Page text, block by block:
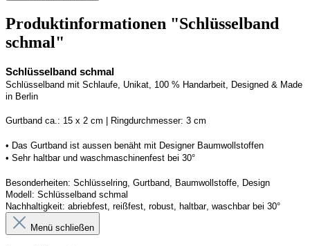
Produktinformationen "Schlüsselband
schmal"
Schlüsselband schmal
Schlüsselband mit Schlaufe, Unikat, 100 % Handarbeit, Designed & Made
in Berlin
Gurtband ca.: 15 x 2 cm | Ringdurchmesser: 3 cm
• Das Gurtband ist aussen benäht mit Designer Baumwollstoffen
• Sehr haltbar und waschmaschinenfest bei 30°
Besonderheiten: Schlüsselring, Gurtband, Baumwollstoffe, Design
Modell: Schlüsselband schmal
Nachhaltigkeit: abriebfest, reißfest, robust, haltbar, waschbar bei 30°
Menü schließen